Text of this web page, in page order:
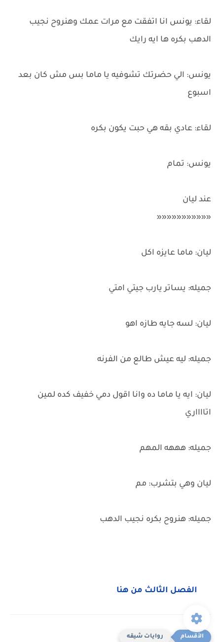
لقاء: يونس انا اتفقت مع مرات عمك وهنروح نجيب
الدهب بكره ها ايه رايك
يونس: الي حضرتك تشوفيه يا ماما بس مش كان بعد
اسبوع
لقاء: عادي بقه هي حبت يكون بكره
يونس: تمام
عند ليان
«««««««««««
ليان: ماما عايزه اكل
جميله: يساتر يارب جيتي امتي
ليان: لسه جايه طازه اهو
جميله: ليه عيش طالع من الفرنه
ليان: ايه يا ماما ده وانا اقول دمي خفيف كده لمين
اتااااري
جميله: هههه المهم
ليان وهي بتشرب: مم
جميله: هنروح بكره نجيب الدهب
الفصل الثالث من هنا
روايات شيقه